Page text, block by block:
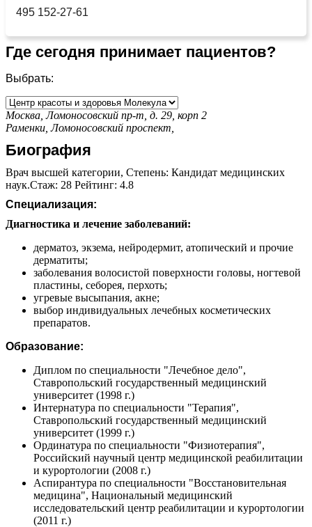
495 152-27-61
Где сегодня принимает пациентов?
Выбрать:
Москва, Ломоносовский пр-т, д. 29, корп 2
Раменки,Ломоносовский проспект,
Биография
Врач высшей категории, Степень: Кандидат медицинских
наук.Стаж: 28 Рейтинг: 4.8
Специализация:
Диагностика и лечение заболеваний:
дерматоз, экзема, нейродермит, атопический и прочие
дерматиты;
заболевания волосистой поверхности головы, ногтевой
пластины, себорея, перхоть;
угревые высыпания, акне;
выбор индивидуальных лечебных косметических
препаратов.
Образование:
Диплом по специальности "Лечебное дело",
Ставропольский государственный медицинский
университет (1998 г.)
Интернатура по специальности "Терапия",
Ставропольский государственный медицинский
университет (1999 г.)
Ординатура по специальности "Физиотерапия",
Российский научный центр медицинской реабилитации
и курортологии (2008 г.)
Аспирантура по специальности "Восстановительная
медицина", Национальный медицинский
исследовательский центр реабилитации и курортологии
(2011 г.)